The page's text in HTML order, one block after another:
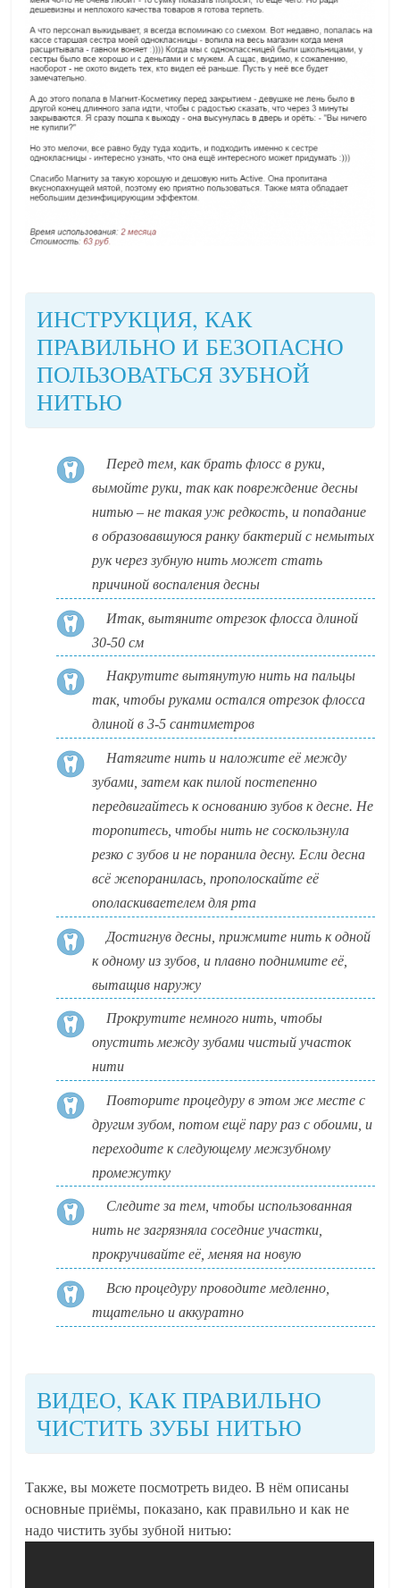
ИНСТРУКЦИЯ, КАК
ПРАВИЛЬНО И БЕЗОПАСНО
ПОЛЬЗОВАТЬСЯ ЗУБНОЙ
НИТЬЮ
Перед тем, как брать флосс в руки,
вымойте руки, так как повреждение десны
нитью – не такая уж редкость, и попадание
в образовавшуюся ранку бактерий с немытых
рук через зубную нить может стать
причиной воспаления десны
Итак, вытяните отрезок флосса длиной
30-50 см
Накрутите вытянутую нить на пальцы
так, чтобы руками остался отрезок флосса
длиной в 3-5 сантиметров
Натягите нить и наложите её между
зубами, затем как пилой постепенно
передвигайтесь к основанию зубов к десне. Не
торопитесь, чтобы нить не соскользнула
резко с зубов и не поранила десну. Если десна
всё жепоранилась, прополоскайте её
ополаскиваетелем для рта
Достигнув десны, прижмите нить к одной
к одному из зубов, и плавно поднимите её,
вытащив наружу
Прокрутите немного нить, чтобы
опустить между зубами чистый участок
нити
Повторите процедуру в этом же месте с
другим зубом, потом ещё пару раз с обоими, и
переходите к следующему межзубному
промежутку
Следите за тем, чтобы использованная
нить не загрязняла соседние участки,
прокручивайте её, меняя на новую
Всю процедуру проводите медленно,
тщательно и аккуратно
ВИДЕО, КАК ПРАВИЛЬНО
ЧИСТИТЬ ЗУБЫ НИТЬЮ
Также, вы можете посмотреть видео. В нём описаны
основные приёмы, показано, как правильно и как не
надо чистить зубы зубной нитью: